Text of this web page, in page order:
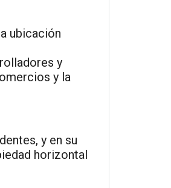
ubicación
y
y la
y en su
horizontal